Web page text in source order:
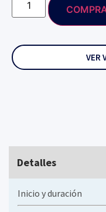
VER
Detalles
Inicio y duración